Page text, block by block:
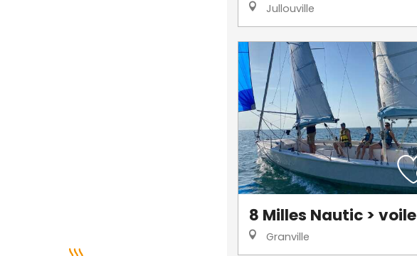
Jullouville
8 Milles Nautic > voile
Granville